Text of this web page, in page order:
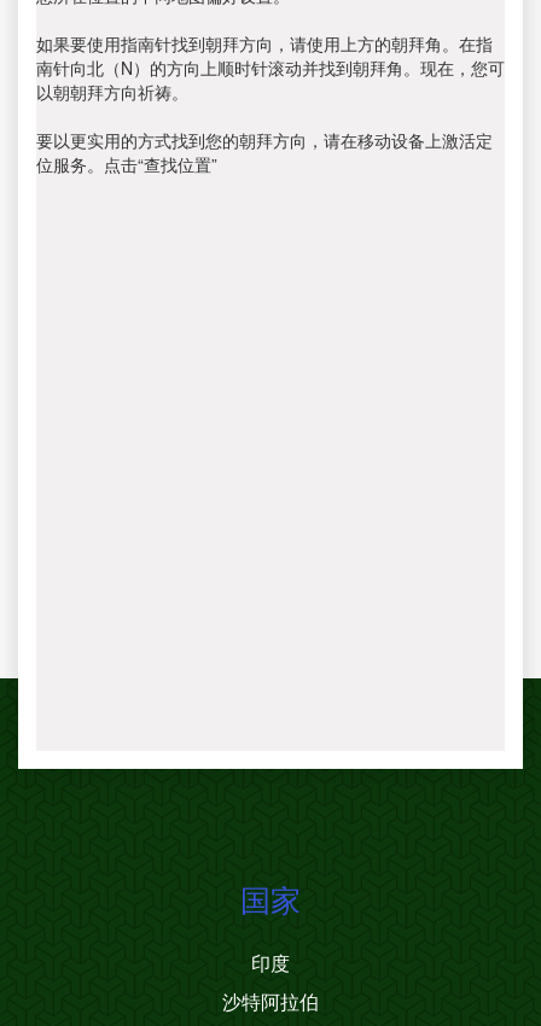
如果要使用指南针找到朝拜方向，请使用上方的朝拜角。在指
南针向北（N）的方向上顺时针滚动并找到朝拜角。现在，您可
以朝朝拜方向祈祷。
要以更实用的方式找到您的朝拜方向，请在移动设备上激活定
位服务。点击“查找位置”
国家
印度
沙特阿拉伯